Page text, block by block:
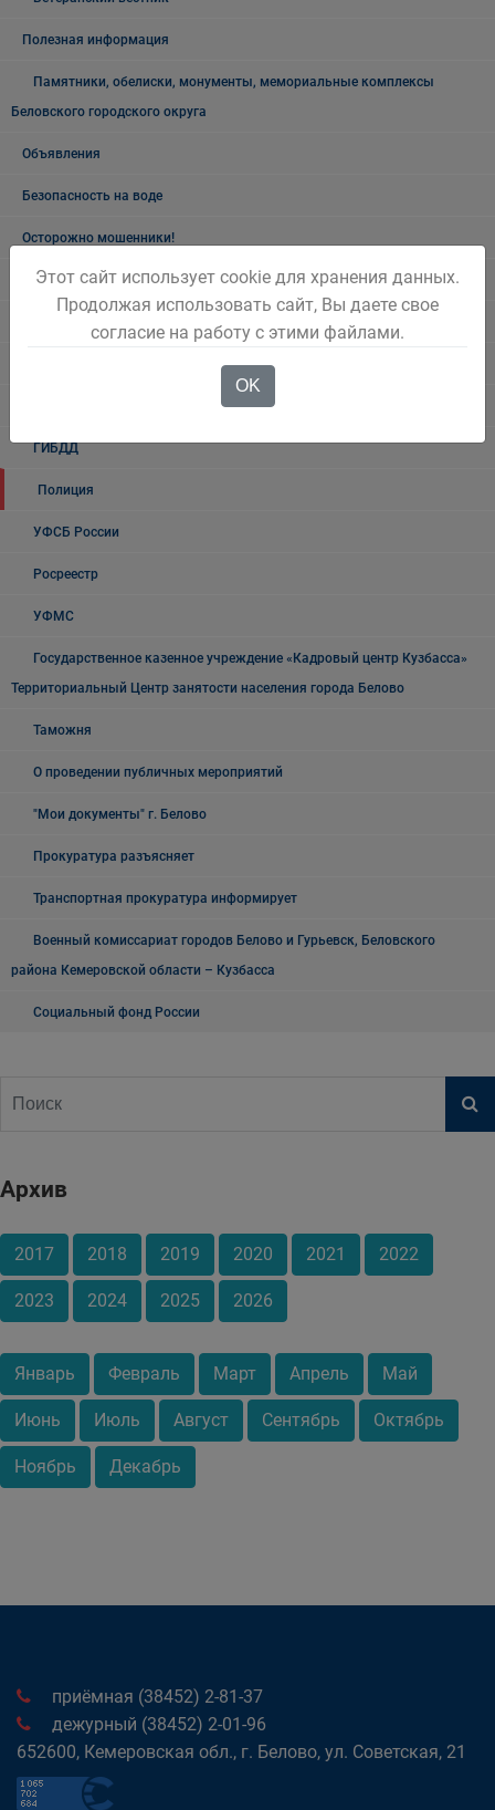
Полезная информация
Памятники, обелиски, монументы, мемориальные комплексы
Беловского городского округа
Объявления
Безопасность на воде
Осторожно мошенники!
Государственные органы и службы информируют
Учреждения Здравоохранения
Налоговая инспекция информирует
ГИБДД
Полиция
УФСБ России
Росреестр
УФМС
Государственное казенное учреждение «Кадровый центр Кузбасса»
Территориальный Центр занятости населения города Белово
Таможня
О проведении публичных мероприятий
"Мои документы" г. Белово
Прокуратура разъясняет
Транспортная прокуратура информирует
Военный комиссариат городов Белово и Гурьевск, Беловского
района Кемеровской области – Кузбасса
Социальный фонд России
Архив
2017 2018 2019 2020 2021 2022
2023 2024 2025 2026
Январь Февраль Март Апрель Май
Июнь Июль Август Сентябрь Октябрь
Ноябрь Декабрь
приёмная (38452) 2-81-37
дежурный (38452) 2-01-96
652600, Кемеровская обл., г. Белово, ул. Советская, 21
Этот сайт использует cookie для хранения данных.
Продолжая использовать сайт, Вы даете свое
согласие на работу с этими файлами.
OK